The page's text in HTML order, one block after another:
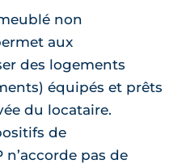
non
aux
des logements
équipés et prêts
du locataire.
de
pas de